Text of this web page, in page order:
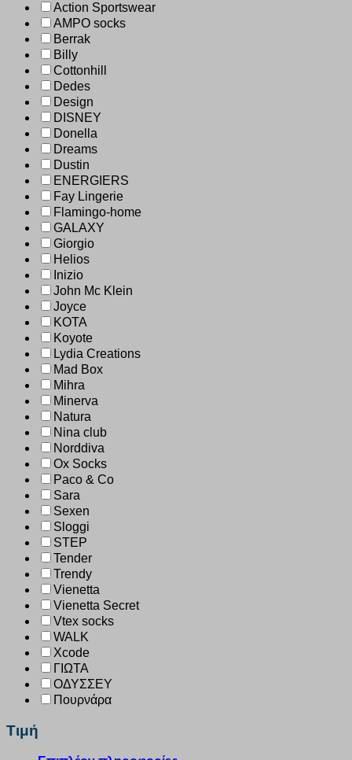
Action Sportswear
AMPO socks
Berrak
Billy
Cottonhill
Dedes
Design
DISNEY
Donella
Dreams
Dustin
ENERGIERS
Fay Lingerie
Flamingo-home
GALAXY
Giorgio
Helios
Inizio
John Mc Klein
Joyce
KOTA
Koyote
Lydia Creations
Mad Box
Mihra
Minerva
Natura
Nina club
Norddiva
Ox Socks
Paco & Co
Sara
Sexen
Sloggi
STEP
Tender
Trendy
Vienetta
Vienetta Secret
Vtex socks
WALK
Xcode
ΓΙΩΤΑ
ΟΔΥΣΣΕΥ
Πουρνάρα
Τιμή